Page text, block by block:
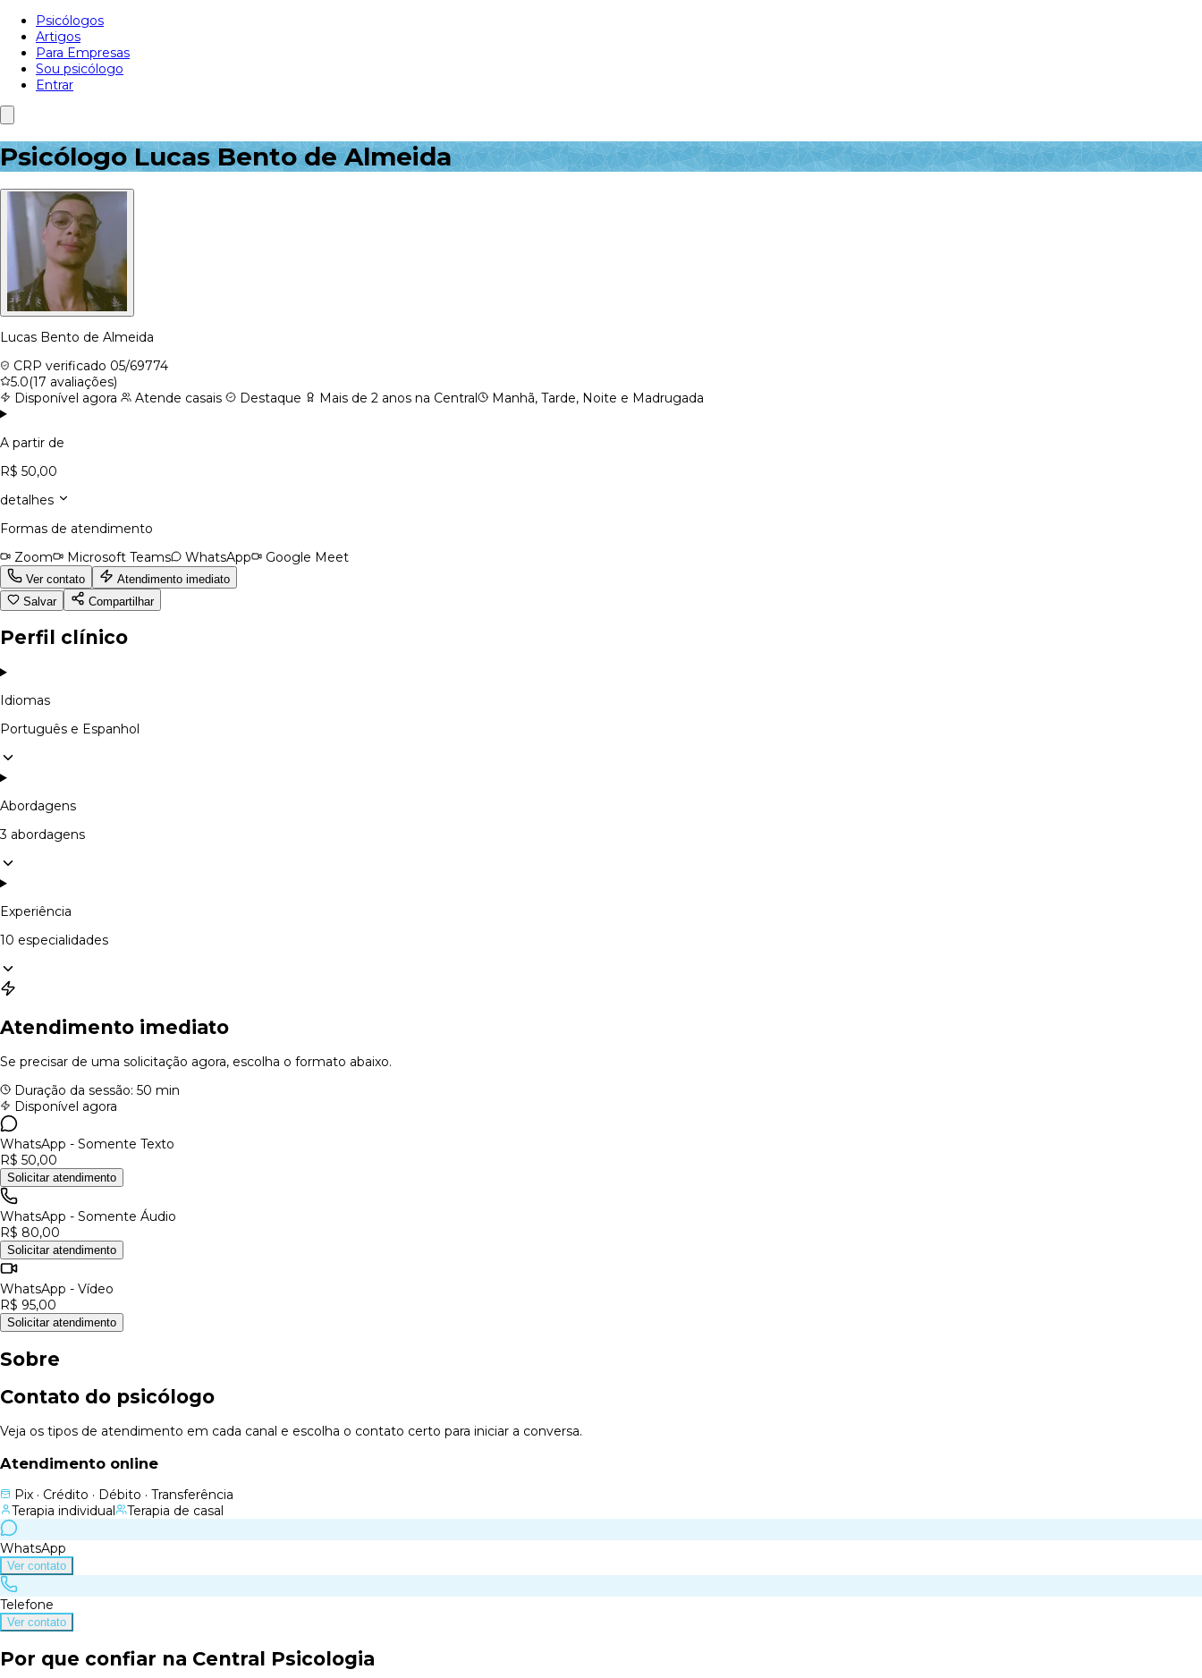
Psicólogos
Artigos
Para Empresas
Sou psicólogo
Entrar
Psicólogo Lucas Bento de Almeida
Lucas Bento de Almeida
CRP verificado 05/69774
5.0(17 avaliações)
Disponível agora
Atende casais Destaque Mais de 2 anos na Central Manhã, Tarde, Noite e Madrugada
A partir de
R$ 50,00
detalhes
Formas de atendimento
Zoom
Microsoft Teams WhatsApp Google Meet
Ver contato
Atendimento imediato
Salvar
Compartilhar
Perfil clínico
Idiomas
Português e Espanhol
Abordagens
3 abordagens
Experiência
10 especialidades
Atendimento imediato
Se precisar de uma solicitação agora, escolha o formato abaixo.
Duração da sessão: 50 min
Disponível agora
WhatsApp - Somente Texto
R$ 50,00
Solicitar atendimento
WhatsApp - Somente Áudio
R$ 80,00
Solicitar atendimento
WhatsApp - Vídeo
R$ 95,00
Solicitar atendimento
Sobre
Contato do psicólogo
Veja os tipos de atendimento em cada canal e escolha o contato certo para iniciar a conversa.
Atendimento online
Pix · Crédito · Débito · Transferência
Terapia individual
Terapia de casal
WhatsApp
Ver contato
Telefone
Ver contato
Por que confiar na Central Psicologia